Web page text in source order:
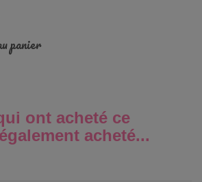
panier
ont acheté ce
acheté...